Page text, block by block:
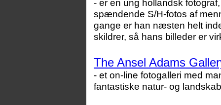
- er en ung hollandsk
spændende S/H-fotos af
gange er han næsten helt
skildrer, så hans billeder er
The Ansel Adams
- et on-line fotogalleri med
fantastiske natur- og